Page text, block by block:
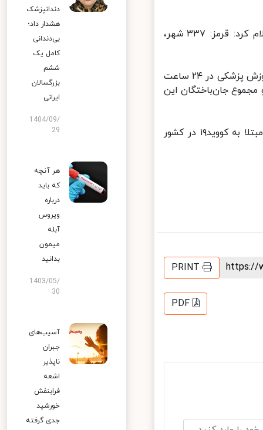
این اطلاعیه آخرین وضعیت رنگبندی شهرستان ها را به این صورت اعلام کرد: قرمز: ۳۳۷ شهر،
بر اساس اعلام مرکز روابط عمومی و اطلاع‌رسانی وزارت بهداشت، درمان و آموزش پزشکی در ۲۴ ساعت
را از دست دادند و مجموع جان‌باختگان این
طبق معیارهای قطعی تشخیصی تا روز گذشته، ۱۹ هزار و ۳۱۷ بیمار جدید مبتلا به کووید۱۹ در کشور
PRINT
PDF
دندانپزشک
هشدار داد؛
بی‌دندانی
کامل یک
ششم
بزرگسالان
ایرانی
1404/09/
29
هر آنچه
که باید
درباره
ویروس
آبله
میمون
بدانید
1403/05/
30
آسیب‌های
جبران
ناپذیر
اشعه
فرابنفش
خورشید
جدی گرفته